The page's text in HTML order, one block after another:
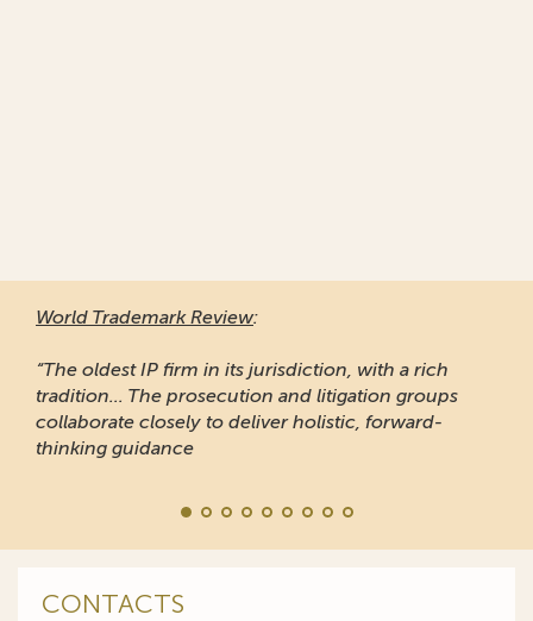
World Trademark Review:
“The oldest IP firm in its jurisdiction, with a rich
tradition... The prosecution and litigation groups
collaborate closely to deliver holistic, forward-
thinking guidance
CONTACTS